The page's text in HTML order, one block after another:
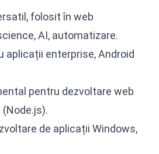
folosit în web
AI, automatizare.
aplicații enterprise, Android
pentru dezvoltare web
de aplicații Windows,